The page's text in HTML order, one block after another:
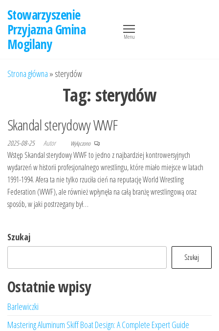
treści
Stowarzyszenie
Przyjazna Gmina
Mogilany
Menu
Strona główna » sterydów
Tag: sterydów
Skandal sterydowy WWF
2025-08-25 Autor Wyłączono
Wstęp Skandal sterydowy WWF to jedno z najbardziej kontrowersyjnych
wydarzeń w historii profesjonalnego wrestlingu, które miało miejsce w latach
1991-1994. Afera ta nie tylko rzuciła cień na reputację World Wrestling
Federation (WWF), ale również wpłynęła na całą branżę wrestlingową oraz
sposób, w jaki postrzegany był…
Szukaj
Szukaj
Ostatnie wpisy
Barlewiczki
Mastering Aluminum Skiff Boat Design: A Complete Expert Guide